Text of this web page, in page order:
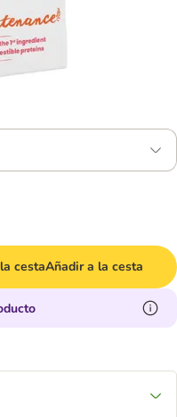
cestaAñadir a la cesta